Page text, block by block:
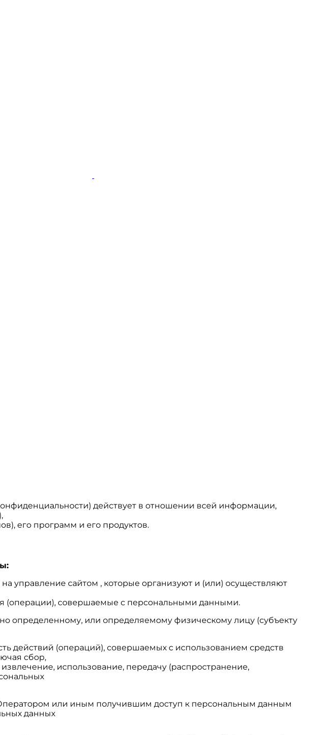
действует в отношении всей информации,
его программ и его продуктов.
управление сайтом , которые организуют и (или) осуществляют
(операции), совершаемые с персональными данными.
определенному, или определяемому физическому лицу (субъекту
действий (операций), совершаемых с использованием средств
сбор,
использование, передачу (распространение,
или иным получившим доступ к персональным данным
данных